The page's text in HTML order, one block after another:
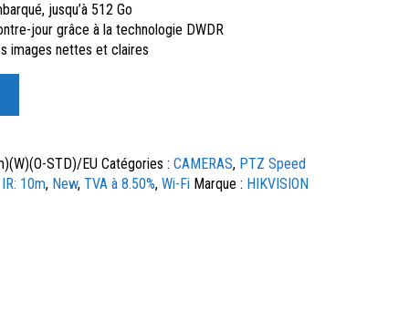
jusqu’à 512 Go
jour grâce à la technologie DWDR
images nettes et claires
STD)/EU Catégories :CAMERAS, PTZ Speed
IR: 10m, New,TVA à 8.50%,Wi-Fi Marque : HIKVISION